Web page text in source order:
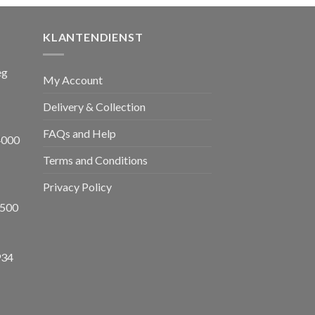
€ 1.650,00.
KLANTENDIENST
My Account
Delivery & Collection
FAQs and Help
Terms and Conditions
Privacy Policy